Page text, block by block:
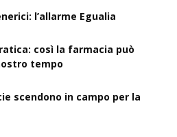
l’allarme Egualia
così la farmacia può
tempo
scendono in campo per la